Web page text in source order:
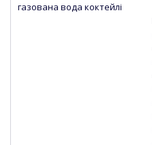
газована вода коктейлі